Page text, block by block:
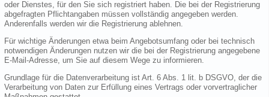
oder Dienstes, für den Sie sich registriert haben. Die bei der Registrierung
abgefragten Pflichtangaben müssen vollständig angegeben werden.
Anderenfalls werden wir die Registrierung ablehnen.
Für wichtige Änderungen etwa beim Angebotsumfang oder bei technisch
notwendigen Änderungen nutzen wir die bei der Registrierung angegebene
E-Mail-Adresse, um Sie auf diesem Wege zu informieren.
Grundlage für die Datenverarbeitung ist Art. 6 Abs. 1 lit. b DSGVO, der die
Verarbeitung von Daten zur Erfüllung eines Vertrags oder vorvertraglicher